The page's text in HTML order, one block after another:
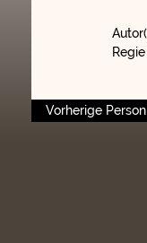
Regie
Vorherige Person